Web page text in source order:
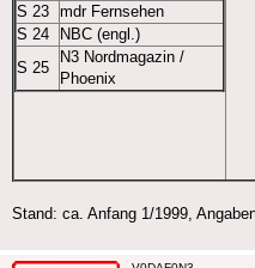
S 23 mdr Fernsehen
S 24
NBC (engl.)
S 25
N3 Nordmagazin /
Phoenix
Stand: ca. Anfang 1/1999,